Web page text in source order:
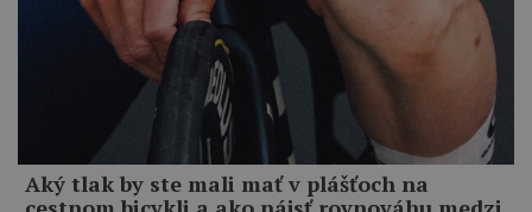
Aký tlak by ste mali mať v plášťoch na